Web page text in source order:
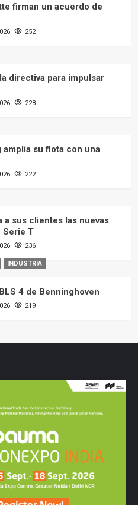
firman un acuerdo de
252
directiva para impulsar
228
su flota con una
222
sus clientes las nuevas
Serie T
236
INDUSTRIA
4 de Benninghoven
219